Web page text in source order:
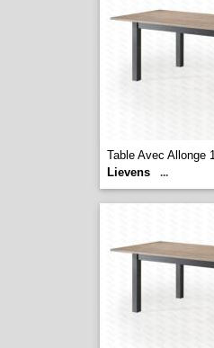
Table Avec Allonge
Lievens
...